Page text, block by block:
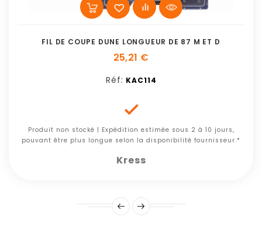
FIL DE COUPE DUNE LONGUEUR DE 87 M ET D
25,21 €
Réf: KAC114

Produit non stocké | Expédition estimée sous 2 à 10 jours,
pouvant être plus longue selon la disponibilité fournisseur.*
Kress